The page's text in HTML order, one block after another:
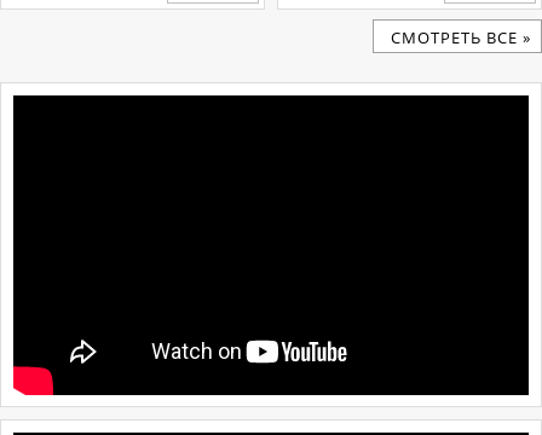
CМОТРЕТЬ ВСЕ »